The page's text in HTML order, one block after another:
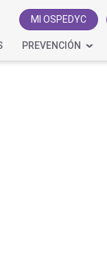
MI OSPEDYC
PREVENCIÓN